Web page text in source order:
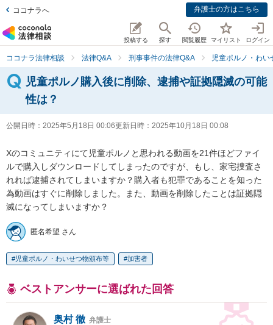
ココナラへ 弁護士の方はこちら
投稿する 探す 閲覧履歴 マイリスト ログイン
ココナラ法律相談 法律Q&A 刑事事件の法律Q&A 児童ポルノ・わ
児童ポルノ購入後に削除、逮捕や証拠隠滅の可能
性は？
公開日時： 2025年5月18日 00:06更新日時： 2025年10月18日 00:08
Xのコミュニティにて児童ポルノと思われる動画を21件ほどファイ
ルで購入しダウンロードしてしまったのですが、もし、家宅捜査さ
れれば逮捕されてしまいますか？購入者も犯罪であることを知った
為動画はすぐに削除しました。また、動画を削除したことは証拠隠
滅になってしまいますか？
匿名希望 さん
児童ポルノ・わいせつ物頒布等 加害者
ベストアンサーに選ばれた回答
奥村 徹 弁護士